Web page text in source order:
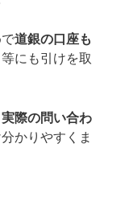
道銀の口座も
にも引けを取
実際の問い合わ
かりやすくま